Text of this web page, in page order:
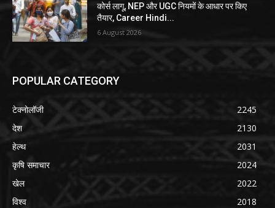
कोर्स लागू, NEP और UGC नियमों के आधार पर किए
तैयार, Career Hindi...
6 August 2026
POPULAR CATEGORY
टेक्नोलॉजी
2245
देश
2130
हेल्थ
2031
कृषि समाचार
2024
खेल
2022
विश्व
2018